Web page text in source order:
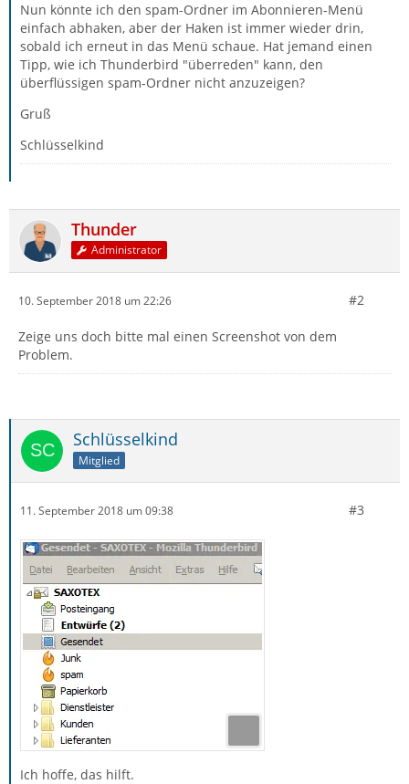
Nun könnte ich den spam-Ordner im Abonnieren-Menü
einfach abhaken, aber der Haken ist immer wieder drin,
sobald ich erneut in das Menü schaue. Hat jemand einen
Tipp, wie ich Thunderbird "überreden" kann, den
überflüssigen spam-Ordner nicht anzuzeigen?
Gruß
Schlüsselkind
Thunder
Administrator
10. September 2018 um 22:26 #2
Zeige uns doch bitte mal einen Screenshot von dem
Problem.
Schlüsselkind
Mitglied
11. September 2018 um 09:38 #3
Ich hoffe, das hilft.